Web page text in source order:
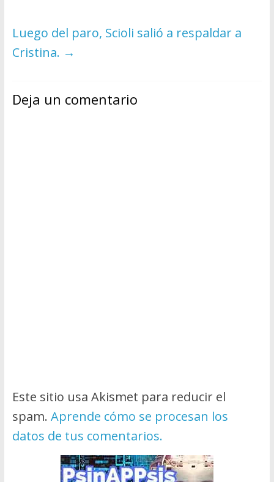
Luego del paro, Scioli salió a respaldar a
Cristina. →
Deja un comentario
Este sitio usa Akismet para reducir el
spam. Aprende cómo se procesan los
datos de tus comentarios.